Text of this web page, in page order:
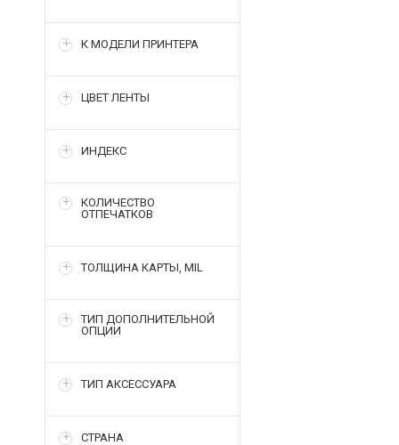
К МОДЕЛИ ПРИНТЕРА
ЦВЕТ ЛЕНТЫ
ИНДЕКС
КОЛИЧЕСТВО
ОТПЕЧАТКОВ
ТОЛЩИНА КАРТЫ, MIL
ТИП ДОПОЛНИТЕЛЬНОЙ
ОПЦИИ
ТИП АКСЕССУАРА
СТРАНА